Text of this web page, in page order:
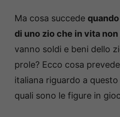
Ma cosa succede
di uno zio che in vita
vanno soldi e beni dello
prole? Ecco cosa
italiana riguardo a
quali sono le figure in